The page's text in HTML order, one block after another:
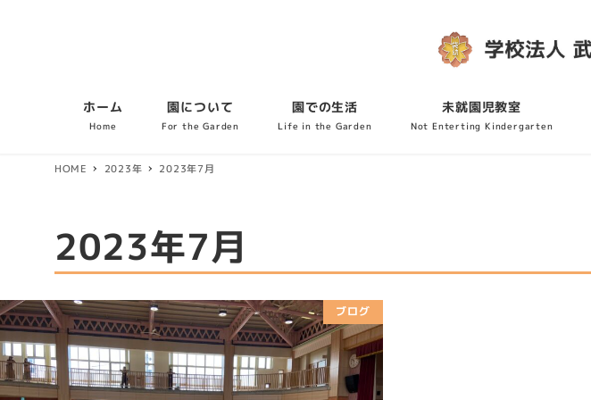
ホーム
Home
園について
For the Garden
園での生活
Life in the Garden
未就園児教室
Not Enterting Kindergarten
HOME 2023年 2023年7月
2023年7月
ブログ